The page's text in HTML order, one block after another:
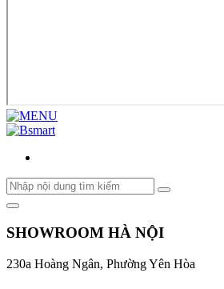
SHOWROOM HÀ NỘI
230a Hoàng Ngân, Phường Yên Hòa